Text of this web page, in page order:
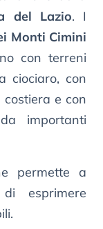
del Lazio. I
Monti Cimini
con terreni
ciociaro, con
e con
importanti
permette a
esprimere